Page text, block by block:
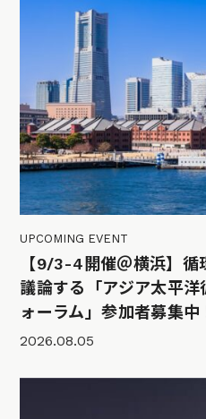
UPCOMING EVENT
【9/3-4開催＠横浜】循
議論する「アジア太平
ォーラム」参加者募集中
2026.08.05